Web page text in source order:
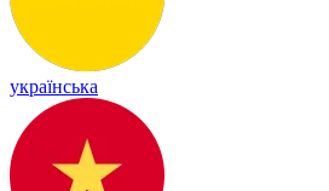
українська